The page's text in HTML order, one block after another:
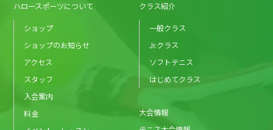
ハロースポーツについて
ショップ
ショップのお知らせ
アクセス
スタッフ
入会案内
料金
クラス紹介
一般クラス
Jr.クラス
ソフトテニス
はじめてクラス
大会情報